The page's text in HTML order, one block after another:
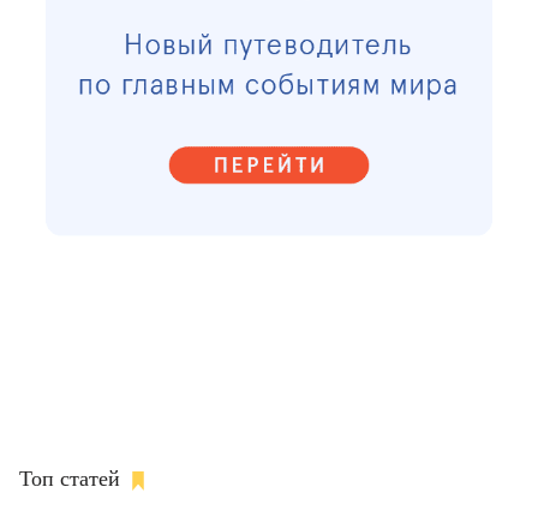
Топ статей